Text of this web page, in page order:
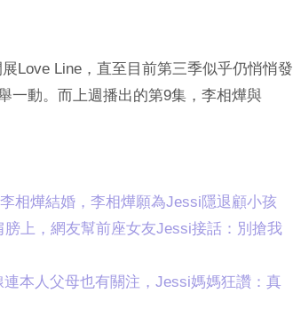
Love Line，直至目前第三季似乎仍悄悄發
一動。而上週播出的第9集，李相燁與
相燁結婚，李相燁願為Jessi隱退顧小孩
膀上，網友幫前座女友Jessi接話：別搶我
本人父母也有關注，Jessi媽媽狂讚：真